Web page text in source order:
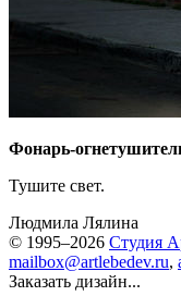
Фонарь-
Тушите свет.
Людмила Лялина
© 1995–2026 Студия
mailbox@artlebedev.ru,
Заказать дизайн...